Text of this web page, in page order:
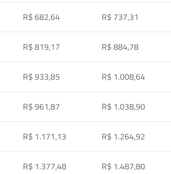
R$ 682,64 R$ 737,31
R$ 819,17 R$ 884,78
R$ 933,85 R$ 1.008,64
R$ 961,87 R$ 1.038,90
R$ 1.171,13 R$ 1.264,92
R$ 1.377,48 R$ 1.487,80